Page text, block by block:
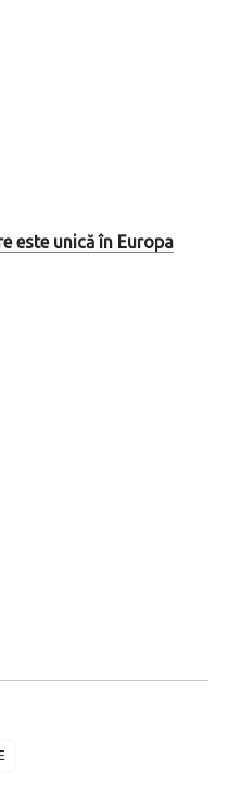
este unică în Europa